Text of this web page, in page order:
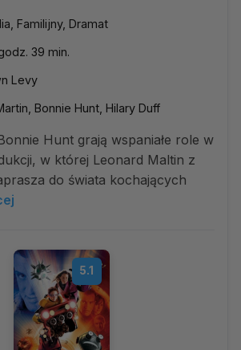
Familijny, Dramat
39 min.
Levy
Bonnie Hunt, Hilary Duff
Hunt grają wspaniałe role w
w której Leonard Maltin z
do świata kochających
5.1